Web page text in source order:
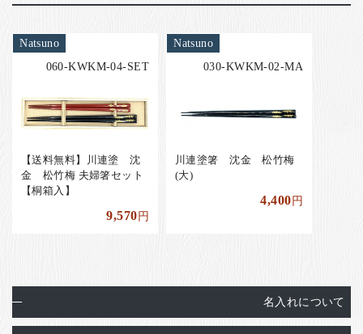
Natsuno
060-KWKM-04-SET
【送料無料】川連塗 沈
金 松竹梅 夫婦箸セット
【桐箱入】
9,570円
Natsuno
030-KWKM-02-MA
川連塗箸 沈金 松竹梅
(大)
4,400円
名入れについて